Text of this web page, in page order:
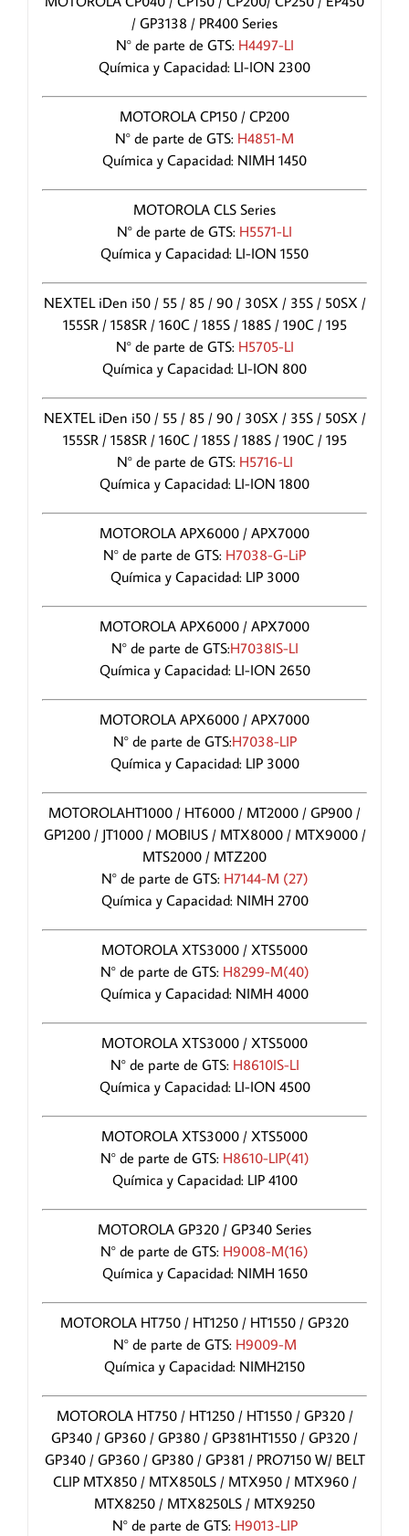
/ GP3138 / PR400 Series
N° de parte de GTS: H4497-LI
Química y Capacidad: LI-ION 2300
MOTOROLA CP150 / CP200
N° de parte de GTS: H4851-M
Química y Capacidad: NIMH 1450
MOTOROLA CLS Series
N° de parte de GTS: H5571-LI
Química y Capacidad: LI-ION 1550
NEXTEL iDen i50 / 55 / 85 / 90 / 30SX / 35S / 50SX /
155SR / 158SR / 160C / 185S / 188S / 190C / 195
N° de parte de GTS: H5705-LI
Química y Capacidad: LI-ION 800
NEXTEL iDen i50 / 55 / 85 / 90 / 30SX / 35S / 50SX /
155SR / 158SR / 160C / 185S / 188S / 190C / 195
N° de parte de GTS: H5716-LI
Química y Capacidad: LI-ION 1800
MOTOROLA APX6000 / APX7000
N° de parte de GTS: H7038-G-LiP
Química y Capacidad: LIP 3000
MOTOROLA APX6000 / APX7000
N° de parte de GTS:H7038IS-LI
Química y Capacidad: LI-ION 2650
MOTOROLA APX6000 / APX7000
N° de parte de GTS:H7038-LIP
Química y Capacidad: LIP 3000
MOTOROLAHT1000 / HT6000 / MT2000 / GP900 /
GP1200 / JT1000 / MOBIUS / MTX8000 / MTX9000 /
MTS2000 / MTZ200
N° de parte de GTS: H7144-M (27)
Química y Capacidad: NIMH 2700
MOTOROLA XTS3000 / XTS5000
N° de parte de GTS: H8299-M(40)
Química y Capacidad: NIMH 4000
MOTOROLA XTS3000 / XTS5000
N° de parte de GTS: H8610IS-LI
Química y Capacidad: LI-ION 4500
MOTOROLA XTS3000 / XTS5000
N° de parte de GTS: H8610-LIP(41)
Química y Capacidad: LIP 4100
MOTOROLA GP320 / GP340 Series
N° de parte de GTS: H9008-M(16)
Química y Capacidad: NIMH 1650
MOTOROLA HT750 / HT1250 / HT1550 / GP320
N° de parte de GTS: H9009-M
Química y Capacidad: NIMH2150
MOTOROLA HT750 / HT1250 / HT1550 / GP320 /
GP340 / GP360 / GP380 / GP381HT1550 / GP320 /
GP340 / GP360 / GP380 / GP381 / PRO7150 W/ BELT
CLIP MTX850 / MTX850LS / MTX950 / MTX960 /
MTX8250 / MTX8250LS / MTX9250
N° de parte de GTS: H9013-LIP